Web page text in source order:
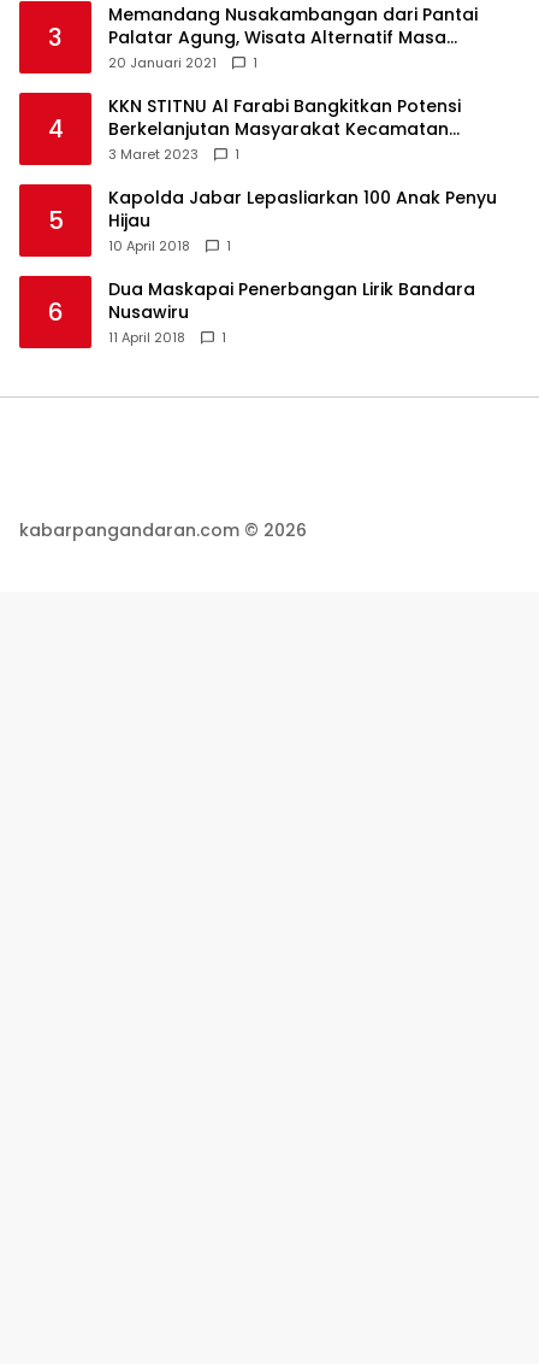
3
Memandang Nusakambangan dari Pantai
Palatar Agung, Wisata Alternatif Masa
Pandemi
20 Januari 2021 1
4
KKN STITNU Al Farabi Bangkitkan Potensi
Berkelanjutan Masyarakat Kecamatan
Langkaplancar
3 Maret 2023 1
5
Kapolda Jabar Lepasliarkan 100 Anak Penyu
Hijau
10 April 2018 1
6
Dua Maskapai Penerbangan Lirik Bandara
Nusawiru
11 April 2018 1
kabarpangandaran.com © 2026